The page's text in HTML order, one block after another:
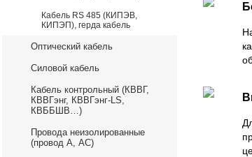
Кабель RS 485 (КИПЭВ,
КИПЭП), герда кабель
Оптический кабель
Силовой кабель
Кабель контрольный (КВВГ,
КВВГэнг, КВВГэнг-LS,
КВББШВ…)
Провода неизолированные
(провод А, АС)